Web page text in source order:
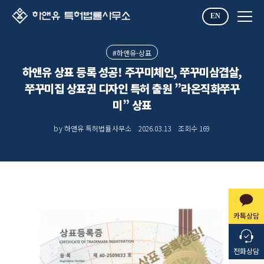
EN
카톡상담
전화상담
#하앤유-상표
하앤유 상표 등록 성공! 주꾸미체인, 쭈꾸미삼겹살,
쭈꾸미집 상표권 디자인 특허 출원 ”라온직화쭈꾸
미” 상표
by 하앤유 특허법률사무소 2026.03.13 조회수 169